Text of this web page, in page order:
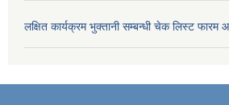
लक्षित कार्यक्रम भुक्तानी सम्बन्धी चेक लिस्ट